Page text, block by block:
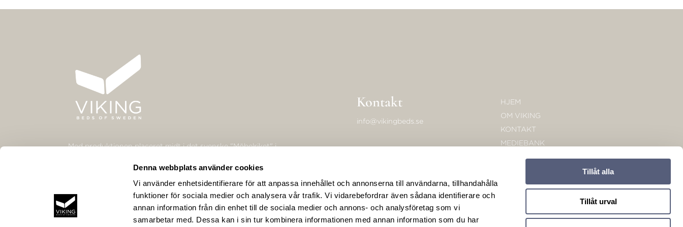
Denna webbplats använder cookies
Vi använder enhetsidentifierare för att anpassa innehållet och annonserna till användarna, tillhandahålla
funktioner för sociala medier och analysera vår trafik. Vi vidarebefordrar även sådana identifierare och
annan information från din enhet till de sociala medier och annons- och analysföretag som vi
samarbetar med. Dessa kan i sin tur kombinera informationen med annan information som du har
Tillåt alla
Tillåt urval
Med produktionen placeret midt i det svenske "Möbelriket" i
fremstille de bedste og skønneste senge med den største
Kontakt
info@vikingbeds.se
Viking Beds of Sweden AB
Forngatan 16A
574 50 Ekenässjön, Sweden
HJEM
OM VIKING
KONTAKT
MEDIEBANK